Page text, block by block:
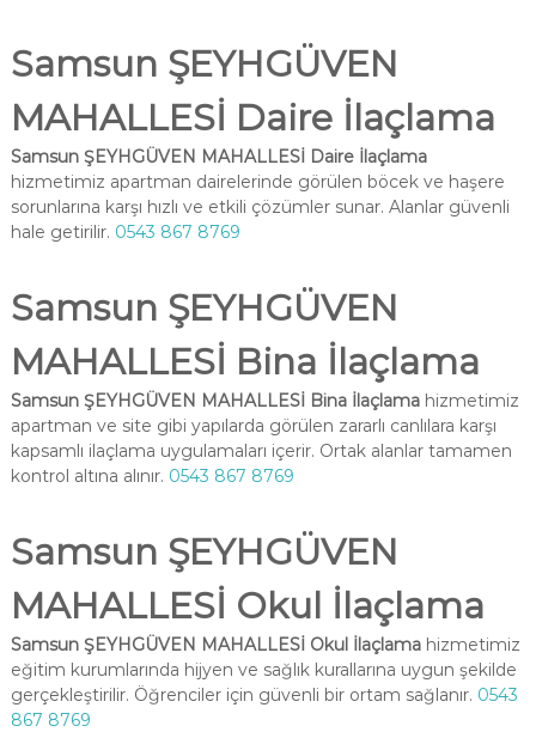
Samsun ŞEYHGÜVEN
MAHALLESİ Daire İlaçlama
Samsun ŞEYHGÜVEN MAHALLESİ Daire İlaçlama
hizmetimiz apartman dairelerinde görülen böcek ve haşere
sorunlarına karşı hızlı ve etkili çözümler sunar. Alanlar güvenli
hale getirilir. 0543 867 8769
Samsun ŞEYHGÜVEN
MAHALLESİ Bina İlaçlama
Samsun ŞEYHGÜVEN MAHALLESİ Bina İlaçlamahizmetimiz
apartman ve site gibi yapılarda görülen zararlı canlılara karşı
kapsamlı ilaçlama uygulamaları içerir. Ortak alanlar tamamen
kontrol altına alınır. 0543 867 8769
Samsun ŞEYHGÜVEN
MAHALLESİ Okul İlaçlama
Samsun ŞEYHGÜVEN MAHALLESİ Okul İlaçlamahizmetimiz
eğitim kurumlarında hijyen ve sağlık kurallarına uygun şekilde
gerçekleştirilir. Öğrenciler için güvenli bir ortam sağlanır. 0543
867 8769